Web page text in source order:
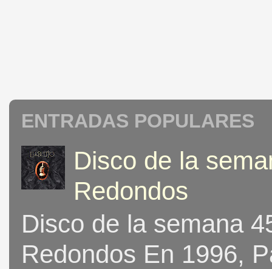
ENTRADAS POPULARES
Disco de la
Redondos
Disco de la semana
Redondos En 1996,